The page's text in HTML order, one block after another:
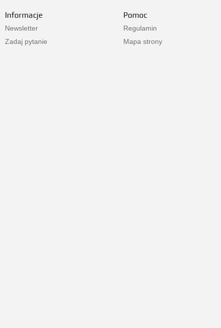
Informacje
Newsletter
Zadaj pytanie
Pomoc
Regulamin
Mapa strony